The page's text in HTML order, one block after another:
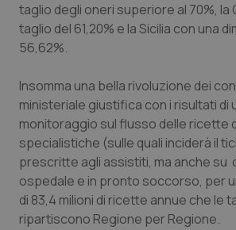
Tumori del Polmone & Testa
Tumori gastrointestinali
Ulcera & Reflusso
Vaccini
taglio degli oneri superiore al 70%, la
taglio del 61,20% e la Sicilia con una
56,62%.
Insomma una bella rivoluzione dei
ministeriale giustifica con i risultati di
monitoraggio sul flusso delle ricette
specialistiche (sulle quali inciderà il
prescritte agli assistiti, ma anche su
ospedale e in pronto soccorso, per
di 83,4 milioni di ricette annue che le
ripartiscono Regione per Regione.